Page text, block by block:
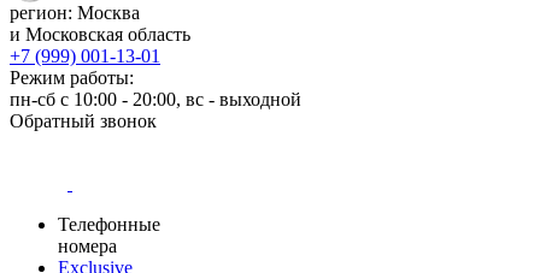
регион: Москва
и Московская область
+7 (999) 001-13-01
Режим работы:
пн-сб с 10:00 - 20:00, вс - выходной
Обратный звонок
Телефонные
номера
Exclusive